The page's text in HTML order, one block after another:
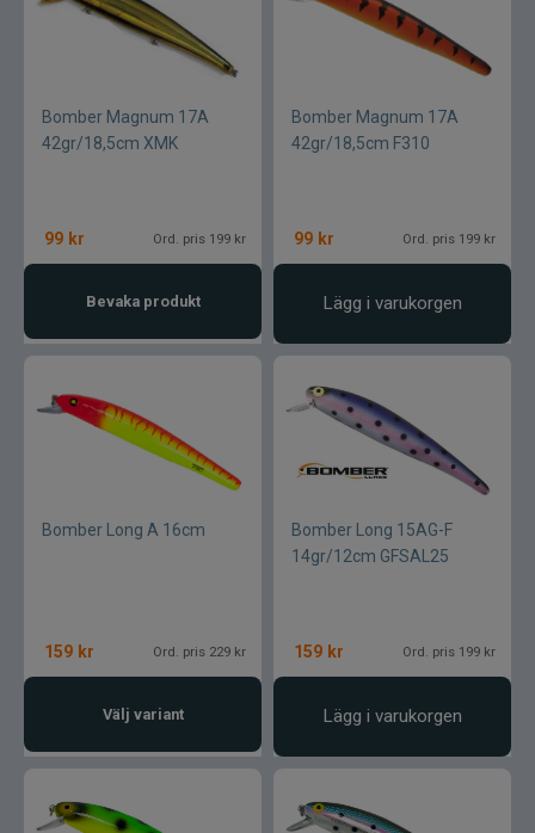
Benecchi
Bite Of Bleak
Blue fox skeddrag
Berkley
C&F Design
Cotton Cordell
Bomber Magnum 17A
42gr/18,5cm XMK
99 kr Ord. pris 199 kr
Bevaka produkt
Bomber Magnum 17A
42gr/18,5cm F310
99 kr Ord. pris 199 kr
Lägg i varukorgen
Bomber Long A 16cm
159 kr Ord. pris 229 kr
Välj variant
Bomber Long 15AG-F
14gr/12cm GFSAL25
159 kr Ord. pris 199 kr
Lägg i varukorgen